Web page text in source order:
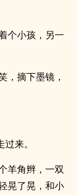
个小孩，另一
，摘下墨镜，
来。
羊角辫，一双
晃了晃，和小